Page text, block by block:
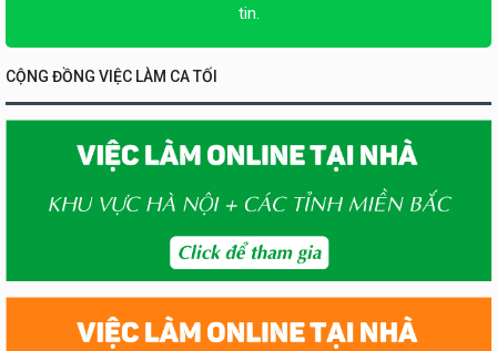
tin.
CỘNG ĐỒNG VIỆC LÀM CA TỐI